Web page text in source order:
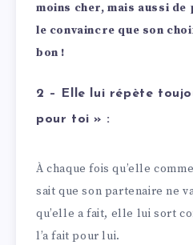
moins cher, mais aussi de
le convaincre que son
bon !
2 – Elle lui répète
pour toi » :
À chaque fois qu’elle
sait que son partenaire ne
qu’elle a fait, elle lui sort
l’a fait pour lui.